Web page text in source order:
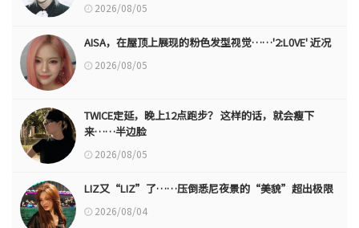
2026/08/05
AISA，在屋顶上展现的粉色发型视觉……'2:L0VE' 近况
2026/08/05
TWICE定延，晚上12点跑步？ 这样的话，就会瘦下
来……半边脸
2026/08/05
LIZ又“LIZ”了……压倒悉尼夜景的“美貌”超出极限
2026/08/04